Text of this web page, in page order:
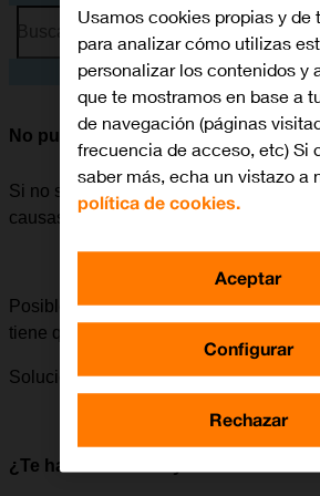
Busca por problema o tema
No puedo encender mi móvil
Si no se puede encender el móvil,
causas posibles al problema.
Posible causa 1 de 4:Para poder
tiene que estar cargada.
Solución:Cómo cargar la batería.
¿Te ha servido de ayuda?
Usamos cookies propias y de
para analizar cómo utilizas
personalizar los contenidos y
que te mostramos en base a
de navegación (páginas
frecuencia de acceso, etc) Si
saber más, echa un vistazo a
política de cookies.
Configurar
Rechazar
Aceptar